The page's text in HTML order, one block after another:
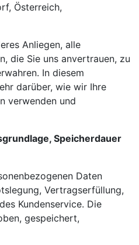
Österreich,
Anliegen, alle
die Sie uns anvertrauen, zu
In diesem
darüber, wie wir Ihre
verwenden und
Speicherdauer
Daten
Vertragserfüllung,
Kundenservice. Die
gespeichert,